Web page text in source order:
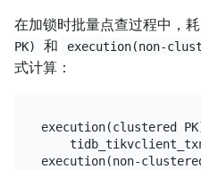
在加锁时批量点查过程中，
PK)
和 execution(non-
式计算：
execution(clustered
execution(non-